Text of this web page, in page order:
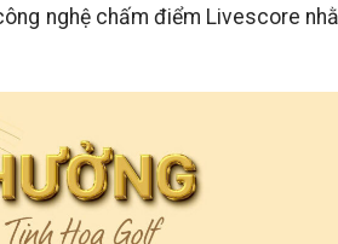
nghệ chấm điểm Livescore